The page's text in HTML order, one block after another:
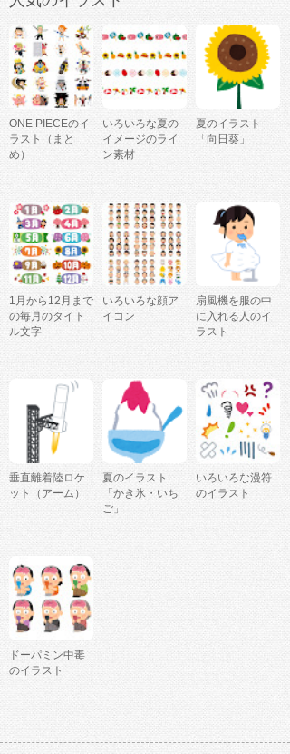
ONE PIECEのイ
ラスト（まと
め）
いろいろな夏の
イメージのライ
ン素材
夏のイラスト
「向日葵」
1月から12月まで
の毎月のタイト
ル文字
いろいろな顔ア
イコン
扇風機を服の中
に入れる人のイ
ラスト
垂直離着陸ロケ
ット（アーム）
夏のイラスト
「かき氷・いち
ご」
いろいろな漫符
のイラスト
ドーパミン中毒
のイラスト